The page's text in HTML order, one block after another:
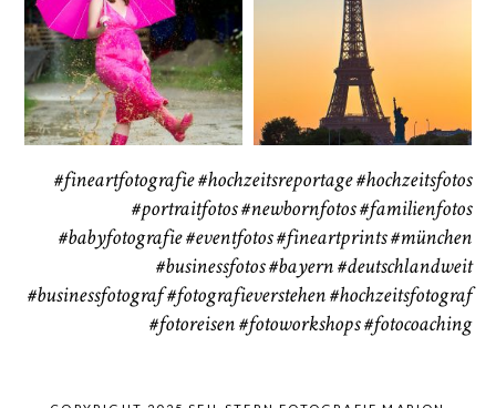
Babybauch
37
Reise
41
#fineartfotografie #hochzeitsreportage #hochzeitsfotos
#portraitfotos #newbornfotos #familienfotos
#babyfotografie #eventfotos #fineartprints#münchen
#businessfotos#bayern #deutschlandweit
#businessfotograf#fotografieverstehen #hochzeitsfotograf
#fotoreisen #fotoworkshops #fotocoaching